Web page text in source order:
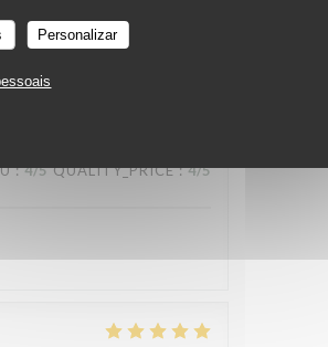
Personalizar
: 4/5 QUALITY_PRICE: 4/5